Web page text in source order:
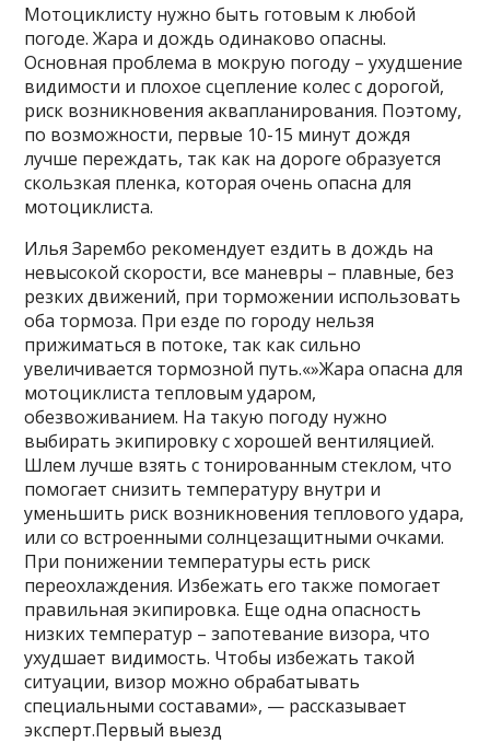
Мотоциклисту нужно быть готовым к любой
погоде. Жара и дождь одинаково опасны.
Основная проблема в мокрую погоду – ухудшение
видимости и плохое сцепление колес с дорогой,
риск возникновения аквапланирования. Поэтому,
по возможности, первые 10-15 минут дождя
лучше переждать, так как на дороге образуется
скользкая пленка, которая очень опасна для
мотоциклиста.
Илья Зарембо рекомендует ездить в дождь на
невысокой скорости, все маневры – плавные, без
резких движений, при торможении использовать
оба тормоза. При езде по городу нельзя
прижиматься в потоке, так как сильно
увеличивается тормозной путь.«»Жара опасна для
мотоциклиста тепловым ударом,
обезвоживанием. На такую погоду нужно
выбирать экипировку с хорошей вентиляцией.
Шлем лучше взять с тонированным стеклом, что
помогает снизить температуру внутри и
уменьшить риск возникновения теплового удара,
или со встроенными солнцезащитными очками.
При понижении температуры есть риск
переохлаждения. Избежать его также помогает
правильная экипировка. Еще одна опасность
низких температур – запотевание визора, что
ухудшает видимость. Чтобы избежать такой
ситуации, визор можно обрабатывать
специальными составами», — рассказывает
эксперт.Первый выезд